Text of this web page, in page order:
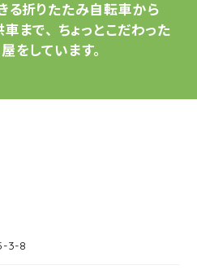
る折りたたみ自転車から
まで、 ちょっとこだわった
をしています。
3-8